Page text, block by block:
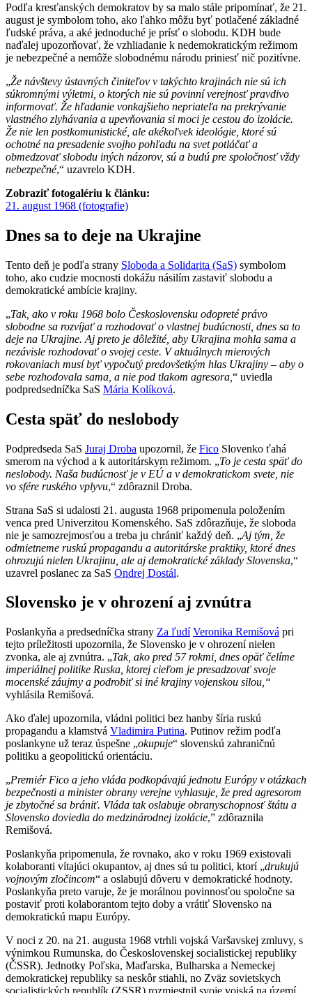
Podľa kresťanských demokratov by sa malo stále pripomínať, že 21.
august je symbolom toho, ako ľahko môžu byť potlačené základné
ľudské práva, a aké jednoduché je prísť o slobodu. KDH bude
naďalej upozorňovať, že vzhliadanie k nedemokratickým režimom
je nebezpečné a nemôže slobodnému národu priniesť nič pozitívne.
„Že návštevy ústavných činiteľov v takýchto krajinách nie sú ich
súkromnými výletmi, o ktorých nie sú povinní verejnosť pravdivo
informovať. Že hľadanie vonkajšieho nepriateľa na prekrývanie
vlastného zlyhávania a upevňovania si moci je cestou do izolácie.
Že nie len postkomunistické, ale akékoľvek ideológie, ktoré sú
ochotné na presadenie svojho pohľadu na svet potláčať a
obmedzovať slobodu iných názorov, sú a budú pre spoločnosť vždy
nebezpečné,“ uzavrelo KDH.
Zobraziť fotogalériu k článku:
21. august 1968 (fotografie)
Dnes sa to deje na Ukrajine
Tento deň je podľa strany Sloboda a Solidarita (SaS) symbolom
toho, ako cudzie mocnosti dokážu násilím zastaviť slobodu a
demokratické ambície krajiny.
„Tak, ako v roku 1968 bolo Československu odopreté právo
slobodne sa rozvíjať a rozhodovať o vlastnej budúcnosti, dnes sa to
deje na Ukrajine. Aj preto je dôležité, aby Ukrajina mohla sama a
nezávisle rozhodovať o svojej ceste. V aktuálnych mierových
rokovaniach musí byť vypočutý predovšetkým hlas Ukrajiny – aby o
sebe rozhodovala sama, a nie pod tlakom agresora, “ uviedla
podpredsedníčka SaS Mária Kolíková.
Cesta späť do neslobody
Podpredseda SaS Juraj Droba upozornil, že Fico Slovenko ťahá
smerom na východ a k autoritárskym režimom. „To je cesta späť do
neslobody. Naša budúcnosť je v EÚ a v demokratickom svete, nie
vo sfére ruského vplyvu,“ zdôraznil Droba.
Strana SaS si udalosti 21. augusta 1968 pripomenula položením
venca pred Univerzitou Komenského. SaS zdôrazňuje, že sloboda
nie je samozrejmosťou a treba ju chrániť každý deň. „Aj tým, že
odmietneme ruskú propagandu a autoritárske praktiky, ktoré dnes
ohrozujú nielen Ukrajinu, ale aj demokratické základy Slovenska,“
uzavrel poslanec za SaS Ondrej Dostál.
Slovensko je v ohrození aj zvnútra
Poslankyňa a predsedníčka strany Za ľudí Veronika Remišová pri
tejto príležitosti upozornila, že Slovensko je v ohrození nielen
zvonka, ale aj zvnútra. „Tak, ako pred 57 rokmi, dnes opäť čelíme
imperiálnej politike Ruska, ktorej cieľom je presadzovať svoje
mocenské záujmy a podrobiť si iné krajiny vojenskou silou,“
vyhlásila Remišová.
Ako ďalej upozornila, vládni politici bez hanby šíria ruskú
propagandu a klamstvá Vladimira Putina. Putinov režim podľa
poslankyne už teraz úspešne „okupuje“ slovenskú zahraničnú
politiku a geopolitickú orientáciu.
„Premiér Fico a jeho vláda podkopávajú jednotu Európy v otázkach
bezpečnosti a minister obrany verejne vyhlasuje, že pred agresorom
je zbytočné sa brániť. Vláda tak oslabuje obranyschopnosť štátu a
Slovensko doviedla do medzinárodnej izolácie,” zdôraznila
Remišová.
Poslankyňa pripomenula, že rovnako, ako v roku 1969 existovali
kolaboranti vítajúci okupantov, aj dnes sú tu politici, ktorí „drukujú
vojnovým zločincom“ a oslabujú dôveru v demokratické hodnoty.
Poslankyňa preto varuje, že je morálnou povinnosťou spoločne sa
postaviť proti kolaborantom tejto doby a vrátiť Slovensko na
demokratickú mapu Európy.
V noci z 20. na 21. augusta 1968 vtrhli vojská Varšavskej zmluvy, s
výnimkou Rumunska, do Československej socialistickej republiky
(ČSSR). Jednotky Poľska, Maďarska, Bulharska a Nemeckej
demokratickej republiky sa neskôr stiahli, no Zväz sovietskych